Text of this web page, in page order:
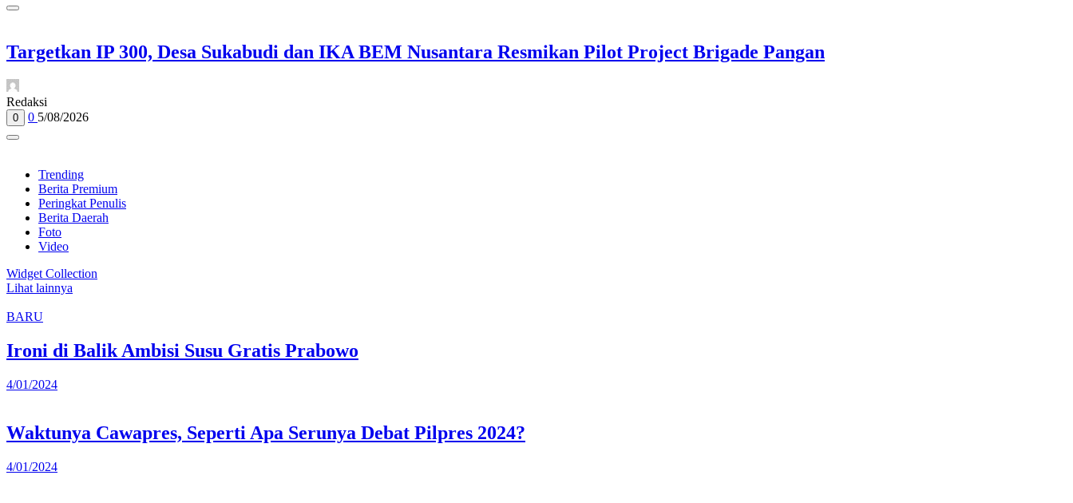
Targetkan IP 300, Desa Sukabudi dan IKA BEM Nusantara Resmikan Pilot Project Brigade Pangan
Redaksi
0 0 5/08/2026
Trending
Berita Premium
Peringkat Penulis
Berita Daerah
Foto
Video
Widget Collection
Lihat lainnya
BARU
Ironi di Balik Ambisi Susu Gratis Prabowo
4/01/2024
Waktunya Cawapres, Seperti Apa Serunya Debat Pilpres 2024?
4/01/2024